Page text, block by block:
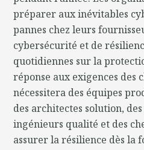
préparer aux inévitables
pannes chez leurs
cybersécurité et de
quotidiennes sur la
réponse aux exigences des
nécessitera des équipes
des architectes solution,
ingénieurs qualité et des
assurer la résilience dès la